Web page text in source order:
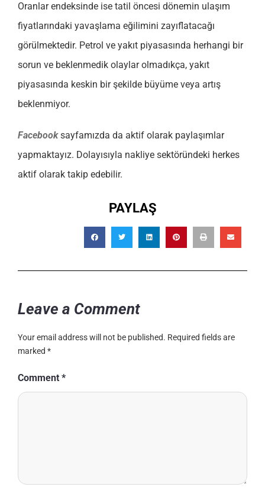
Oranlar endeksinde ise tatil öncesi dönemin ulaşım
fiyatlarındaki yavaşlama eğilimini zayıflatacağı
görülmektedir. Petrol ve yakıt piyasasında herhangi bir
sorun ve beklenmedik olaylar olmadıkça, yakıt
piyasasında keskin bir şekilde büyüme veya artış
beklenmiyor.
Facebooksayfamızda da aktif olarak paylaşımlar
yapmaktayız. Dolayısıyla nakliye sektöründeki herkes
aktif olarak takip edebilir.
PAYLAŞ
Leave a Comment
Your email address will not be published. Required fields are
marked *
Comment *